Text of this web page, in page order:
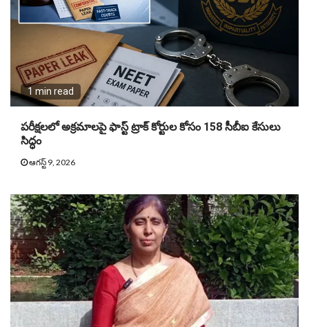
1 min read
పరీక్షలలో అక్రమాలపై ఫాస్ట్ ట్రాక్ కోర్టుల కోసం 158 సీబీఐ కేసులు
సిద్ధం
ఆగస్ట్ 9, 2026